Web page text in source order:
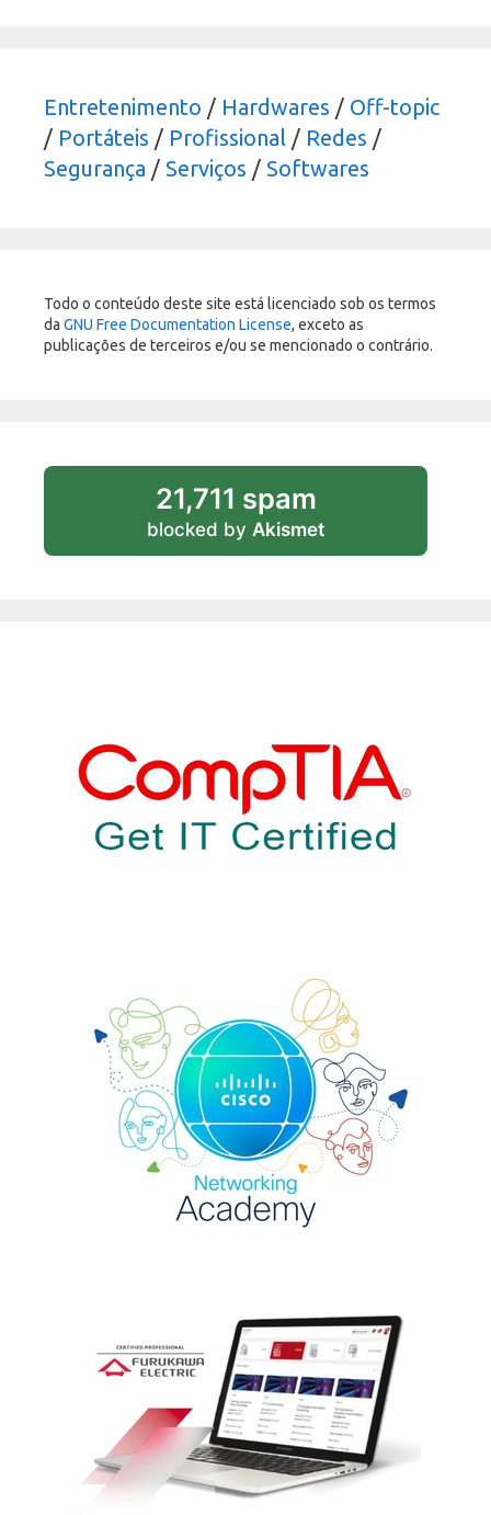
Entretenimento / Hardwares / Off-topic
/ Portáteis / Profissional / Redes /
Segurança / Serviços / Softwares
Todo o conteúdo deste site está licenciado sob os termos
da GNU Free Documentation License, exceto as
publicações de terceiros e/ou se mencionado o contrário.
21,711 spam
blocked by Akismet